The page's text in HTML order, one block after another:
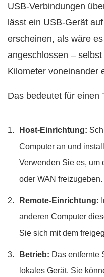
USB-Verbindungen
lässt ein USB-Gerät
erscheinen, als wäre
angeschlossen –
Kilometer voneinander
Das bedeutet für einen
Host-Einrichtung:
Computer an und
Verwenden Sie es, um
oder WAN freizugeben.
Remote-Einrichtung:
anderen Computer
Sie sich mit dem
Betrieb: Das entfernte
lokales Gerät. Sie